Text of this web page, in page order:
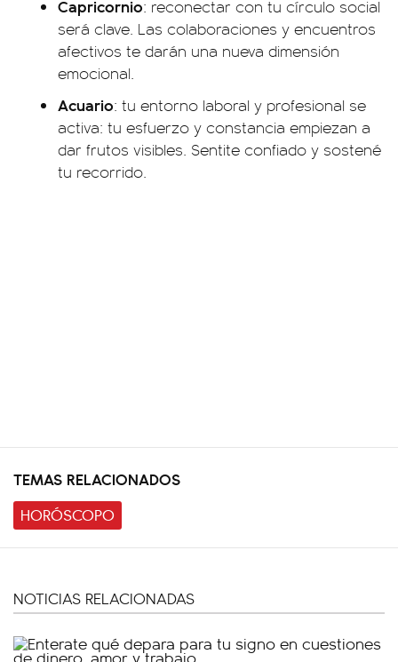
Capricornio: reconectar con tu círculo social
será clave. Las colaboraciones y encuentros
afectivos te darán una nueva dimensión
emocional.
Acuario: tu entorno laboral y profesional se
activa: tu esfuerzo y constancia empiezan a
dar frutos visibles. Sentite confiado y sostené
tu recorrido.
TEMAS RELACIONADOS
HORÓSCOPO
NOTICIAS RELACIONADAS